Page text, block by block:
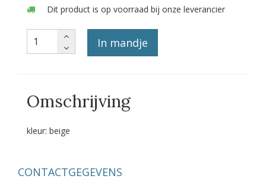
Dit product is op voorraad bij onze leverancier
In mandje
Omschrijving
kleur: beige
CONTACTGEGEVENS